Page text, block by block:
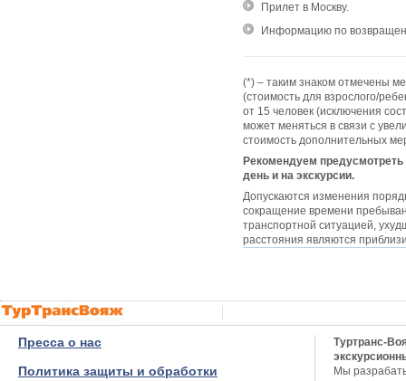
Прилет в Москву.
Информацию по
(*) – таким знаком отмечены
(стоимость для взрослого/
от 15 человек (исключения
может меняться в связи с
стоимость дополнительных
Рекомендуем
день и на экскурсии.
Допускаются изменения
сокращение времени
транспортной ситуацией,
расстояния являются
Пресса о нас
Политика защиты и обработки
Туртранс-
Мы